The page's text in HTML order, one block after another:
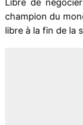
Libre de
champion du
libre à la fin de la